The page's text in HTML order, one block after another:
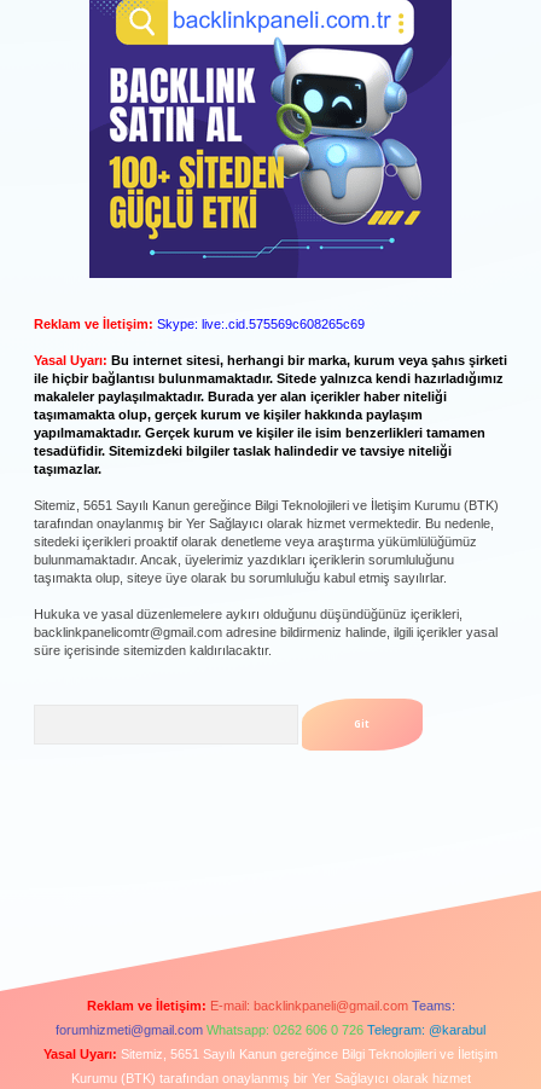
Reklam ve İletişim: Skype: live:.cid.575569c608265c69
Yasal Uyarı: Bu internet sitesi, herhangi bir marka, kurum veya şahıs şirketi
ile hiçbir bağlantısı bulunmamaktadır. Sitede yalnızca kendi hazırladığımız
makaleler paylaşılmaktadır. Burada yer alan içerikler haber niteliği
taşımamakta olup, gerçek kurum ve kişiler hakkında paylaşım
yapılmamaktadır. Gerçek kurum ve kişiler ile isim benzerlikleri tamamen
tesadüfidir. Sitemizdeki bilgiler taslak halindedir ve tavsiye niteliği
taşımazlar.
Sitemiz, 5651 Sayılı Kanun gereğince Bilgi Teknolojileri ve İletişim Kurumu (BTK)
tarafından onaylanmış bir Yer Sağlayıcı olarak hizmet vermektedir. Bu nedenle,
sitedeki içerikleri proaktif olarak denetleme veya araştırma yükümlülüğümüz
bulunmamaktadır. Ancak, üyelerimiz yazdıkları içeriklerin sorumluluğunu
taşımakta olup, siteye üye olarak bu sorumluluğu kabul etmiş sayılırlar.
Hukuka ve yasal düzenlemelere aykırı olduğunu düşündüğünüz içerikleri,
backlinkpanelicomtr@gmail.com adresine bildirmeniz halinde, ilgili içerikler yasal
süre içerisinde sitemizden kaldırılacaktır.
Reklam ve İletişim: E-mail: backlinkpaneli@gmail.com Teams:
forumhizmeti@gmail.com Whatsapp: 0262 606 0 726 Telegram: @karabul
Yasal Uyarı: Sitemiz, 5651 Sayılı Kanun gereğince Bilgi Teknolojileri ve İletişim
Kurumu (BTK) tarafından onaylanmış bir Yer Sağlayıcı olarak hizmet